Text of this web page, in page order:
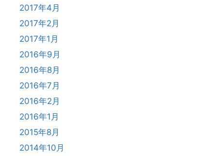
2017年4月
2017年2月
2017年1月
2016年9月
2016年8月
2016年7月
2016年2月
2016年1月
2015年8月
2014年10月